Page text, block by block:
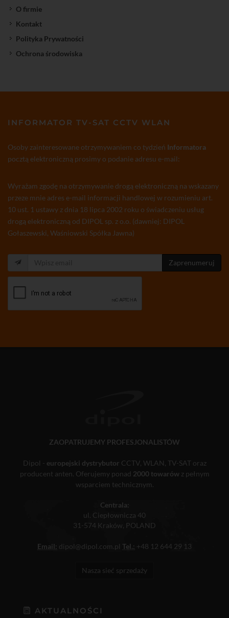
O firmie
Kontakt
Polityka Prywatności
Ochrona środowiska
INFORMATOR TV-SAT CCTV WLAN
Osoby zainteresowane otrzymywaniem co tydzień Informatora
pocztą elektroniczną prosimy o podanie adresu e-mail:
Wyrażam zgodę na otrzymywanie drogą elektroniczną na wskazany
przeze mnie adres e-mail informacji handlowej w rozumieniu art.
10 ust. 1 ustawy z dnia 18 lipca 2002 roku o świadczeniu usług
drogą elektroniczną od DIPOL sp. z o.o. (dawniej: DIPOL
Gołaszewski, Waśniowski Spółka Jawna)
Zaprenumeruj
ZAOPATRUJEMY PROFESJONALISTÓW
Dipol - europejski dystrybutor CCTV, WLAN, TV-SAT oraz
producent anten. Oferujemy ponad 2000 towarówz pełnym
wsparciem technicznym.
Centrala:
ul. Ciepłownicza 40
31-574 Kraków, POLAND
Email: dipol@dipol.com.pl Tel.: +48 12 644 29 13
Nasza sieć sprzedaży
AKTUALNOŚCI